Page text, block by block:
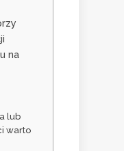
na
lub
warto